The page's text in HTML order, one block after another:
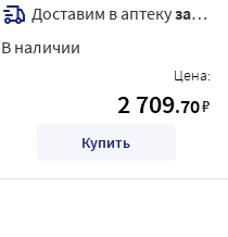
Доставим в аптекузавтра
В наличии
Цена:
2 709.70₽
Купить